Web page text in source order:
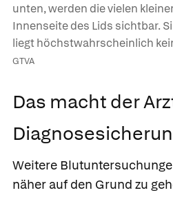
unten, werden die vielen
Innenseite des Lids sichtbar.
liegt höchstwahrscheinlich
GTVA
Das macht der
Weitere
näher auf den Grund zu